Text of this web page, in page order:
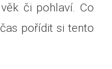
či pohlaví. Co
pořídit si tento